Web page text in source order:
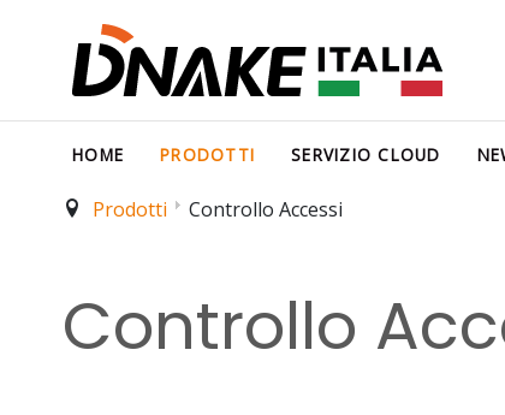
HOME PRODOTTI SERVIZIO CLOUD
Prodotti Controllo Accessi
Controllo